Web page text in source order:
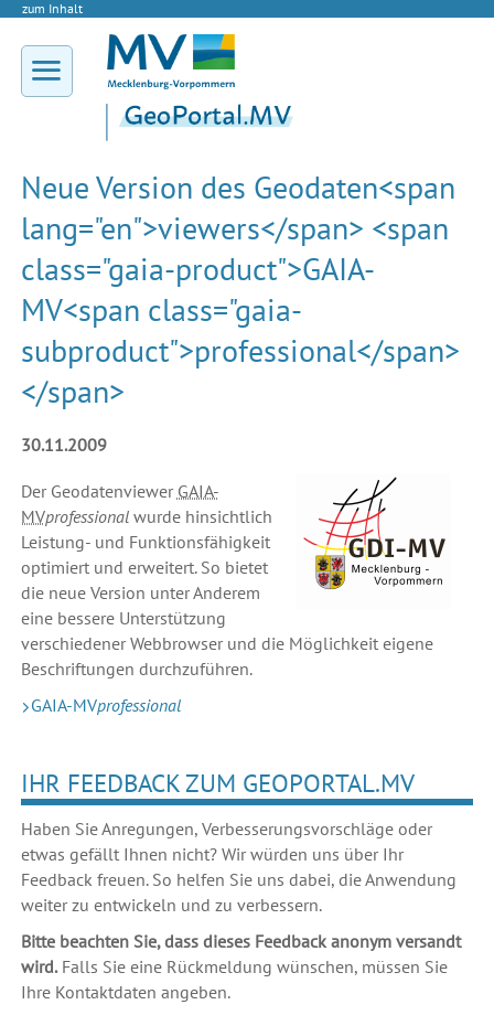
zum Inhalt
Neue Version des Geodaten<span
lang="en">viewers</span> <span
class="gaia-product">GAIA-
MV<span class="gaia-
subproduct">professional</span>
</span>
30.11.2009
Der Geodatenviewer GAIA-
MVprofessionalwurde hinsichtlich
Leistung- und Funktionsfähigkeit
optimiert und erweitert. So bietet
die neue Version unter Anderem
eine bessere Unterstützung
verschiedener Webbrowser und die Möglichkeit eigene
Beschriftungen durchzuführen.
GAIA-MVprofessional
IHR FEEDBACK ZUM GEOPORTAL.MV
Haben Sie Anregungen, Verbesserungsvorschläge oder
etwas gefällt Ihnen nicht? Wir würden uns über Ihr
Feedback freuen. So helfen Sie uns dabei, die Anwendung
weiter zu entwickeln und zu verbessern.
Bitte beachten Sie, dass dieses Feedback anonym versandt
wird.Falls Sie eine Rückmeldung wünschen, müssen Sie
Ihre Kontaktdaten angeben.